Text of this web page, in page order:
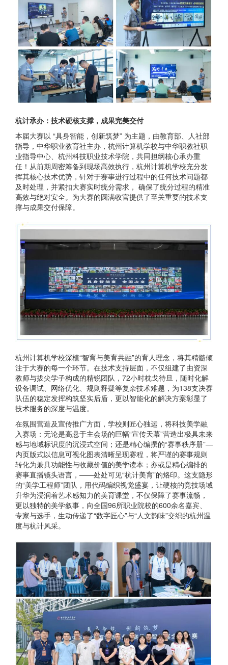
杭计承办：技术硬核支撑，成果完美交付
本届大赛以 “具身智能，创新筑梦” 为主题，由教育部、人社部
指导，中华职业教育社主办，杭州计算机学校与中华职教社职
业指导中心、杭州科技职业技术学院，共同担纲核心承办重
任！从前期周密筹备到现场高效执行，杭州计算机学校充分发
挥其核心技术优势，针对于赛事进行过程中的任何技术问题都
及时处理，并紧扣大赛实时统分需求， 确保了统分过程的精准
高效与绝对安全。为大赛的圆满收官提供了至关重要的技术支
撑与成果交付保障。
杭州计算机学校深植“智育与美育共融”的育人理念，将其精髓倾
注于大赛的每一个环节。在技术支持层面，不仅组建了由资深
教师与拔尖学子构成的精锐团队，72小时枕戈待旦，随时化解
设备调试、网络优化、规则释疑等复杂技术难题，为138支决赛
队伍的稳定发挥构筑坚实后盾，更以智能化的解决方案彰显了
技术服务的深度与温度。
在氛围营造及宣传推广方面，学校则匠心独运，将科技美学融
入赛场：无论是高悬于主会场的巨幅“宣传天幕”营造出极具未来
感与地域标识度的沉浸式空间；还是精心编撰的“赛事秩序册”—
内页版式以信息可视化图表清晰呈现赛程，将严谨的赛事规则
转化为兼具功能性与收藏价值的美学读本；亦或是精心编排的
赛事直播镜头语言，——处处可见“杭计美育”的烙印。这支隐形
的“美学工程师”团队，用代码编织视觉盛宴，让硬核的竞技场域
升华为浸润着艺术感知力的美育课堂，不仅保障了赛事流畅，
更以独特的美学叙事，向全国96所职业院校的600余名嘉宾、
专家与选手，生动传递了“数字匠心”与“人文韵味”交织的杭州温
度与杭计风采。